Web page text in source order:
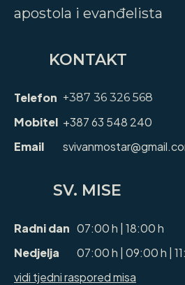
apostola i evanđelista
KONTAKT
Telefon +387 36 326 568
Mobitel +387 63 548 240
Email
SV. MISE
Radni dan 07:00 h | 18:00 h
Nedjelja
07:00 h | 09:00 h |
vidi tjedni raspored misa